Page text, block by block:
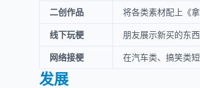
二创作品
将各类素材配上《
线下玩梗
朋友展示新买的东
网络接梗
在汽车类、搞笑类
发展